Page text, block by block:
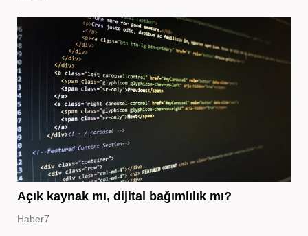
Açık kaynak mı, dijital bağımlılık mı?
Haber7